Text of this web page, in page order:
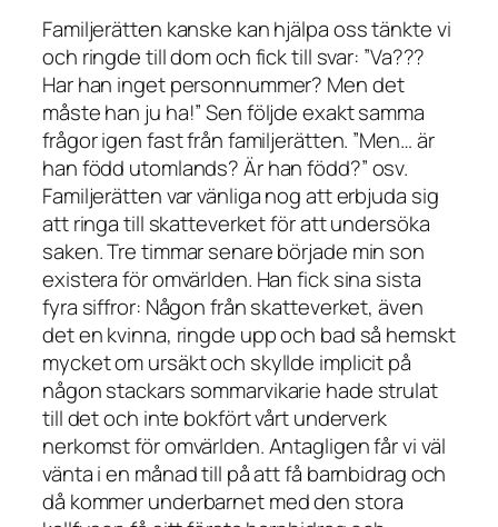
Familjerätten kanske kan hjälpa oss tänkte vi
och ringde till dom och fick till svar: ”Va???
Har han inget personnummer? Men det
måste han ju ha!” Sen följde exakt samma
frågor igen fast från familjerätten. ”Men… är
han född utomlands? Är han född?” osv.
Familjerätten var vänliga nog att erbjuda sig
att ringa till skatteverket för att undersöka
saken. Tre timmar senare började min son
existera för omvärlden. Han fick sina sista
fyra siffror: Någon från skatteverket, även
det en kvinna, ringde upp och bad så hemskt
mycket om ursäkt och skyllde implicit på
någon stackars sommarvikarie hade strulat
till det och inte bokfört vårt underverk
nerkomst för omvärlden. Antagligen får vi väl
vänta i en månad till på att få barnbidrag och
då kommer underbarnet med den stora